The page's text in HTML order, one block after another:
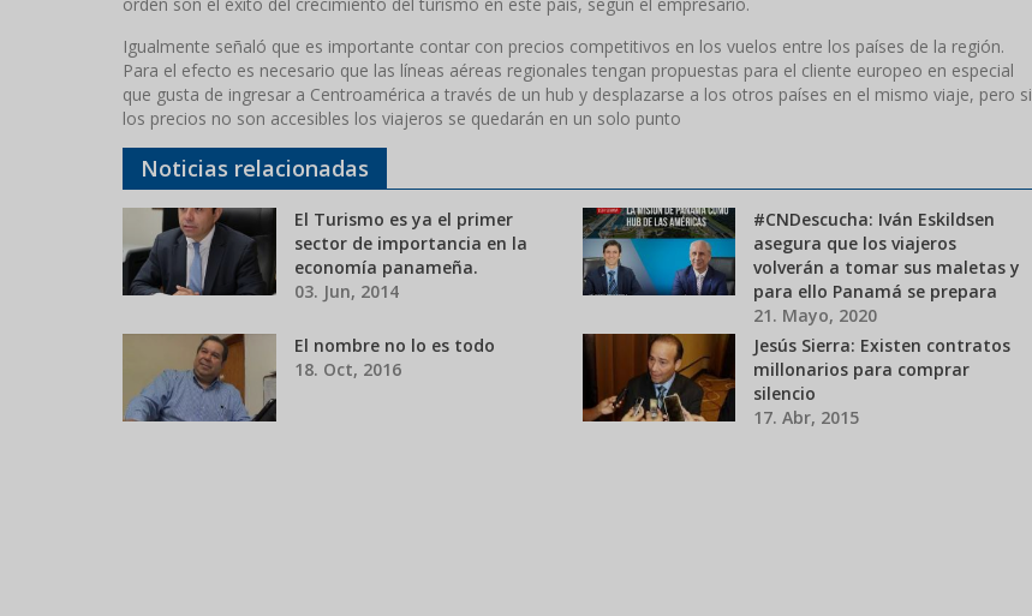
orden son el éxito del crecimiento del turismo en este país, según el empresario.
Igualmente señaló que es importante contar con precios competitivos en los vuelos entre los países de la región.
Para el efecto es necesario que las líneas aéreas regionales tengan propuestas para el cliente europeo en especial
que gusta de ingresar a Centroamérica a través de un hub y desplazarse a los otros países en el mismo viaje, pero si
los precios no son accesibles los viajeros se quedarán en un solo punto
Noticias relacionadas
El Turismo es ya el primer
sector de importancia en la
economía panameña.
03. Jun, 2014
#CNDescucha: Iván Eskildsen
asegura que los viajeros
volverán a tomar sus maletas y
para ello Panamá se prepara
21. Mayo, 2020
El nombre no lo es todo
18. Oct, 2016
Jesús Sierra: Existen contratos
millonarios para comprar
silencio
17. Abr, 2015